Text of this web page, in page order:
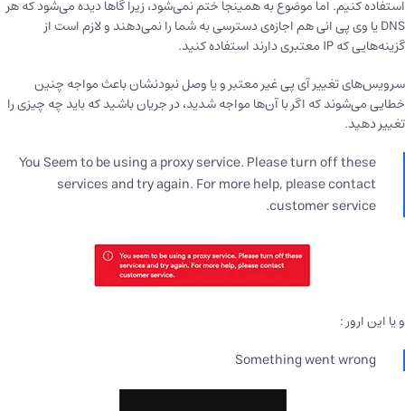
استفاده کنیم. اما موضوع به همینجا ختم نمی‌شود، زیرا گاها دیده می‌شود که هر
DNS یا وی پی انی هم اجازه‌ی دسترسی به شما را نمی‌دهند و لازم است از
گزینه‌هایی که IP معتبری دارند استفاده کنید.
سرویس‌های تغییر آی پی غیر معتبر و یا وصل نبودنشان باعث مواجه چنین
خطایی می‌شوند که اگر با آن‌ها مواجه شدید، در جریان باشید که باید چه چیزی را
تغییر دهید.
You Seem to be using a proxy service. Please turn off these
services and try again. For more help, please contact
customer service.
و یا این ارور :
Something went wrong